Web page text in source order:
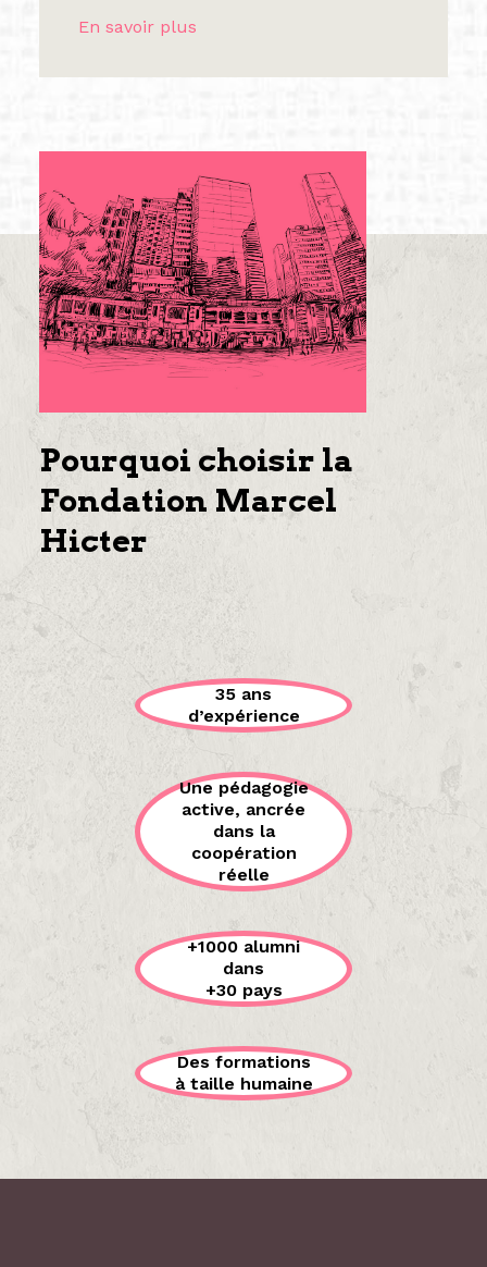
En savoir plus
Pourquoi choisir la
Fondation Marcel
Hicter
35 ans
d’expérience
Une pédagogie
active, ancrée
dans la
coopération
réelle
+1000 alumni
dans
+30 pays
Des formations
à taille humaine